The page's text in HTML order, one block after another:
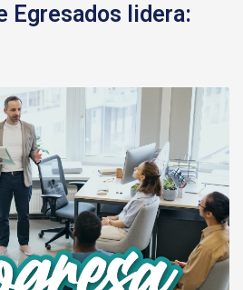
Egresados lidera: